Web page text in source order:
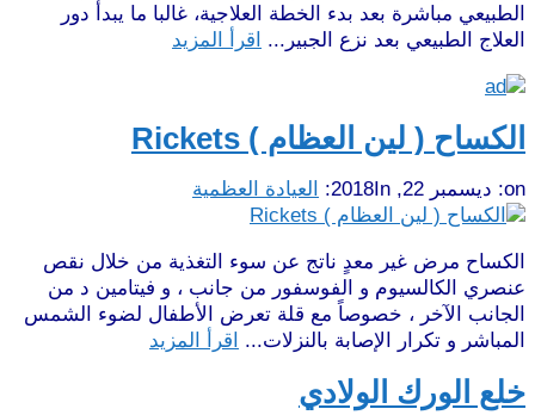
الطبيعي مباشرة بعد بدء الخطة العلاجية، غالبا ما يبدأ دور
العلاج الطبيعي بعد نزع الجبير...
اقرأ المزيد
الكساح ( لين العظام ) Rickets
on: ديسمبر 22, 2018 In: العيادة العظمية
الكساح مرض غير معدٍ ناتج عن سوء التغذية من خلال نقص
عنصري الكالسيوم و الفوسفور من جانب ، و فيتامين د من
الجانب الآخر ، خصوصاً مع قلة تعرض الأطفال لضوء الشمس
المباشر و تكرار الإصابة بالنزلات...
اقرأ المزيد
خلع الورك الولادي